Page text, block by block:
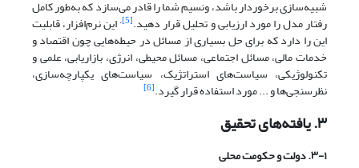
شبیه‌سازی برخوردار باشد، ونسیم شما را قادر می‌سازد که به‌طور کامل
رفتار مدل را مورد ارزیابی و تحلیل قرار دهید.[5]
. این نرم‌افزار، قابلیت
این را دارد که برای حل بسیاری از مسائل در حیطه‌هایی چون اقتصاد و
خدمات مالی، مسائل اجتماعی، مسائل محیطی، انرژی، بازاریابی، علمی و
تکنولوژیکی، سیاست‌های استراتژیک، سیاست‌های یکپارچه‌سازی،
نظرسنجی‌ها و ... مورد استفاده قرار گیرد.[6]
۳. یافته‌های تحقیق
۳-۱. دولت
و حکومت محلی